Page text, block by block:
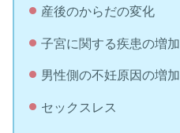
産後のからだの変化
子宮に関する疾患の増加
男性側の不妊原因の増加
セックスレス